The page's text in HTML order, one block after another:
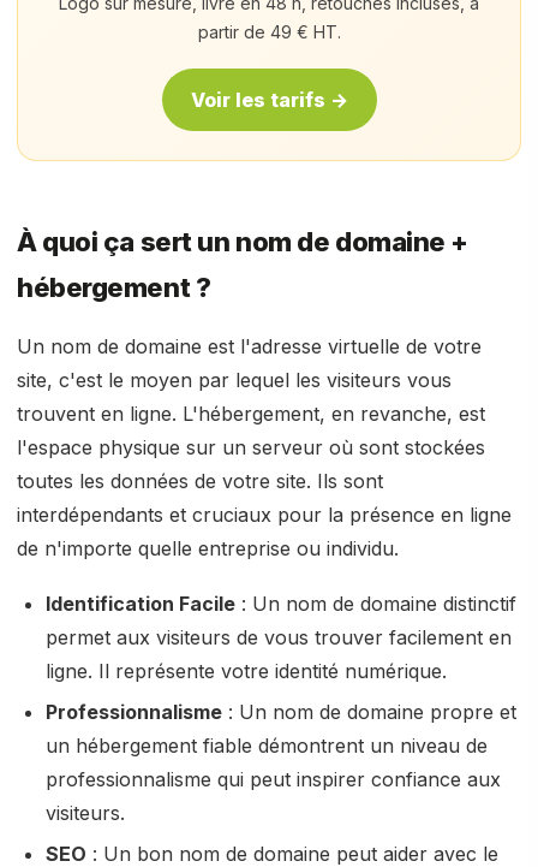
partir de 49 € HT.
Voir les tarifs →
À quoi ça sert un nom de domaine +
hébergement ?
Un nom de domaine est l'adresse virtuelle de votre
site, c'est le moyen par lequel les visiteurs vous
trouvent en ligne. L'hébergement, en revanche, est
l'espace physique sur un serveur où sont stockées
toutes les données de votre site. Ils sont
interdépendants et cruciaux pour la présence en ligne
de n'importe quelle entreprise ou individu.
Identification Facile : Un nom de domaine distinctif
permet aux visiteurs de vous trouver facilement en
ligne. Il représente votre identité numérique.
Professionnalisme : Un nom de domaine propre et
un hébergement fiable démontrent un niveau de
professionnalisme qui peut inspirer confiance aux
visiteurs.
SEO : Un bon nom de domaine peut aider avec le